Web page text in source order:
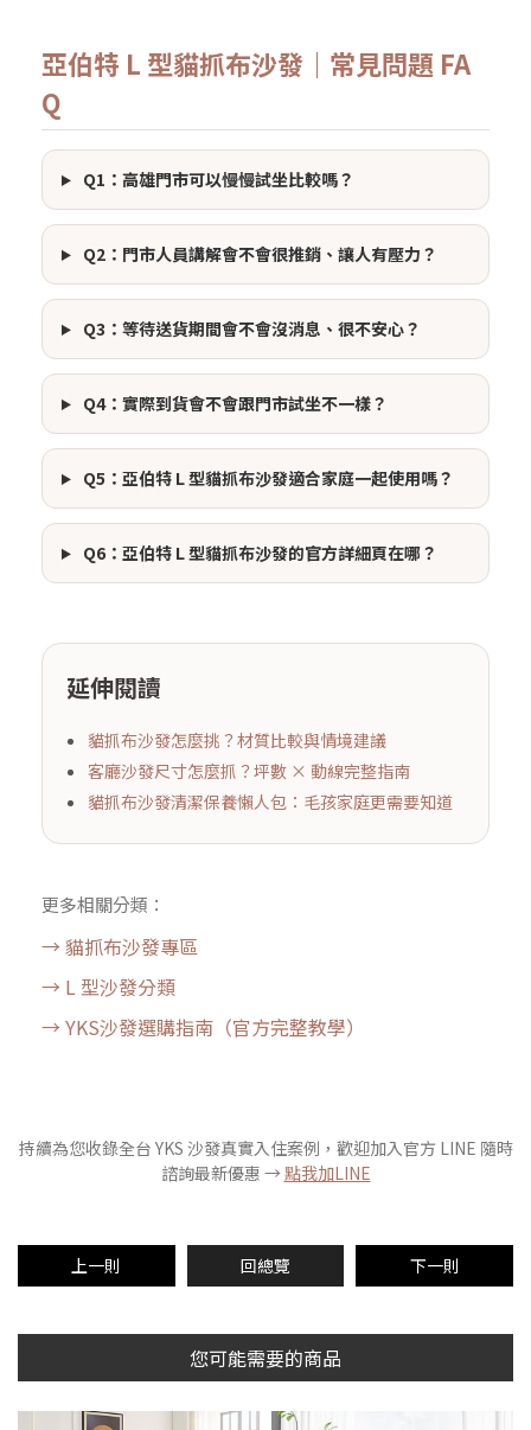
亞伯特 L 型貓抓布沙發｜常見問題 FA
Q
Q1：高雄門市可以慢慢試坐比較嗎？
Q2：門市人員講解會不會很推銷、讓人有壓力？
Q3：等待送貨期間會不會沒消息、很不安心？
Q4：實際到貨會不會跟門市試坐不一樣？
Q5：亞伯特 L 型貓抓布沙發適合家庭一起使用嗎？
Q6：亞伯特 L 型貓抓布沙發的官方詳細頁在哪？
延伸閱讀
貓抓布沙發怎麼挑？材質比較與情境建議
客廳沙發尺寸怎麼抓？坪數 × 動線完整指南
貓抓布沙發清潔保養懶人包：毛孩家庭更需要知道
更多相關分類：
→ 貓抓布沙發專區
→ L 型沙發分類
→ YKS沙發選購指南（官方完整教學）
持續為您收錄全台 YKS 沙發真實入住案例，歡迎加入官方 LINE 隨時
諮詢最新優惠 →點我加LINE
上一則 回總覽 下一則
您可能需要的商品